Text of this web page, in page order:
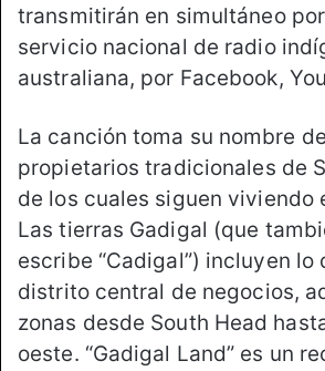
transmitirán en simultáneo
servicio nacional de radio
australiana, por Facebook,
La canción toma su nombre
propietarios tradicionales de
de los cuales siguen viviendo
Las tierras Gadigal (que
escribe “Cadigal”) incluyen lo
distrito central de negocios,
zonas desde South Head
oeste. “Gadigal Land” es un